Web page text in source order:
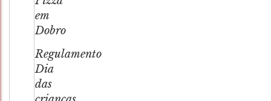
em
Dobro
Regulamento
Dia
das